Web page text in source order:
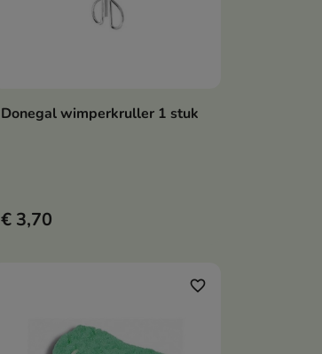
In winkelwagen
Donegal wimperkruller 1 stuk
€ 3,70
favorite_border